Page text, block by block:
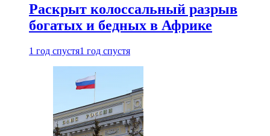
Раскрыт колоссальный разрыв
богатых и бедных в Африке
1 год спустя1 год спустя